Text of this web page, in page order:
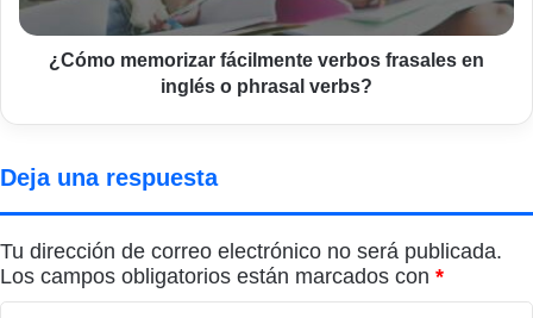
o
phrasal
verbs?
¿Cómo memorizar fácilmente verbos frasales en
inglés o phrasal verbs?
Deja una respuesta
Tu dirección de correo electrónico no será publicada.
Los campos obligatorios están marcados con *